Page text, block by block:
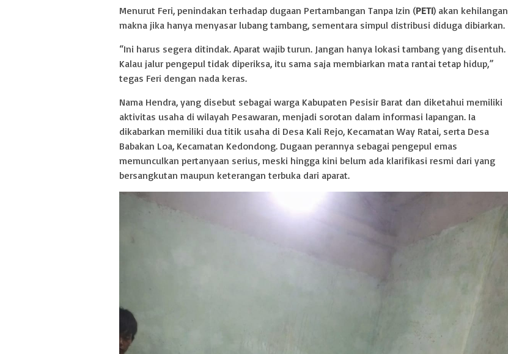
Menurut Feri, penindakan terhadap dugaan Pertambangan Tanpa Izin (PETI) akan kehilangan
makna jika hanya menyasar lubang tambang, sementara simpul distribusi diduga dibiarkan.
“Ini harus segera ditindak. Aparat wajib turun. Jangan hanya lokasi tambang yang disentuh.
Kalau jalur pengepul tidak diperiksa, itu sama saja membiarkan mata rantai tetap hidup,”
tegas Feri dengan nada keras.
Nama Hendra, yang disebut sebagai warga Kabupaten Pesisir Barat dan diketahui memiliki
aktivitas usaha di wilayah Pesawaran, menjadi sorotan dalam informasi lapangan. Ia
dikabarkan memiliki dua titik usaha di Desa Kali Rejo, Kecamatan Way Ratai, serta Desa
Babakan Loa, Kecamatan Kedondong. Dugaan perannya sebagai pengepul emas
memunculkan pertanyaan serius, meski hingga kini belum ada klarifikasi resmi dari yang
bersangkutan maupun keterangan terbuka dari aparat.